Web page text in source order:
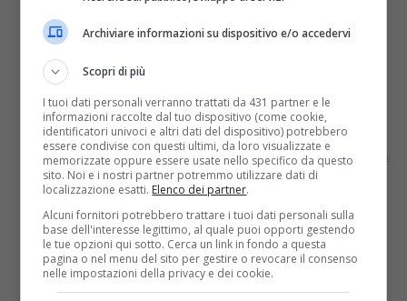
Sport
All together now – Gli auguri di
Natale della Fiat Torino Auxilium
I ragazzi della Fiat Torino Auxilium si sono cimentati in
“All together now” dei Beatles per fare gli auguri di
Natale a tutti in un simpatico...
Archiviare informazioni su dispositivo e/o accedervi
Scopri di più
I tuoi dati personali verranno trattati da 431 partner e le
informazioni raccolte dal tuo dispositivo (come cookie,
identificatori univoci e altri dati del dispositivo) potrebbero
essere condivise con questi ultimi, da loro visualizzate e
memorizzate oppure essere usate nello specifico da questo
sito. Noi e i nostri partner potremmo utilizzare dati di
localizzazione esatti. Elenco dei partner.
Alcuni fornitori potrebbero trattare i tuoi dati personali sulla
base dell'interesse legittimo, al quale puoi opporti gestendo
le tue opzioni qui sotto. Cerca un link in fondo a questa
pagina o nel menu del sito per gestire o revocare il consenso
nelle impostazioni della privacy e dei cookie.